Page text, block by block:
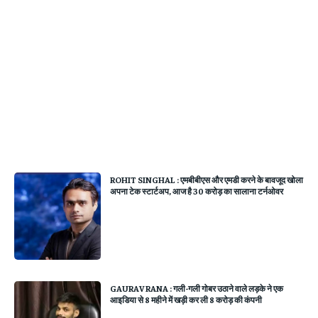
ROHIT SINGHAL : एमबीबीएस और एमडी करने के बावजूद खोला
अपना टेक स्टार्टअप, आज है 30 करोड़ का सालाना टर्नओवर
GAURAV RANA : गली-गली गोबर उठाने वाले लड़के ने एक
आइडिया से 8 महीने में खड़ी कर ली 8 करोड़ की कंपनी